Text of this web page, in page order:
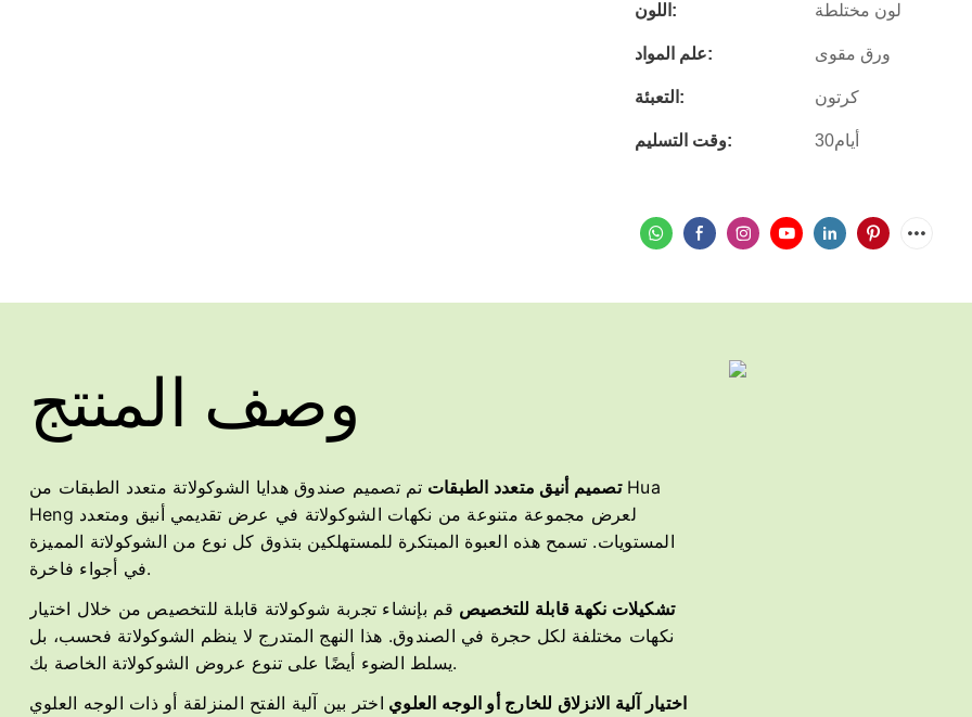
اللون: لون مختلطة
علم المواد: ورق مقوى
التعبئة: كرتون
وقت التسليم: أيام30
وصف المنتج
تصميم أنيق متعدد الطبقات تم تصميم صندوق هدايا الشوكولاتة متعدد الطبقات من Hua
Heng لعرض مجموعة متنوعة من نكهات الشوكولاتة في عرض تقديمي أنيق ومتعدد
المستويات. تسمح هذه العبوة المبتكرة للمستهلكين بتذوق كل نوع من الشوكولاتة المميزة
في أجواء فاخرة.
تشكيلات نكهة قابلة للتخصيص قم بإنشاء تجربة شوكولاتة قابلة للتخصيص من خلال اختيار
نكهات مختلفة لكل حجرة في الصندوق. هذا النهج المتدرج لا ينظم الشوكولاتة فحسب، بل
يسلط الضوء أيضًا على تنوع عروض الشوكولاتة الخاصة بك.
اختيار آلية الانزلاق للخارج أو الوجه العلوي اختر بين آلية الفتح المنزلقة أو ذات الوجه العلوي